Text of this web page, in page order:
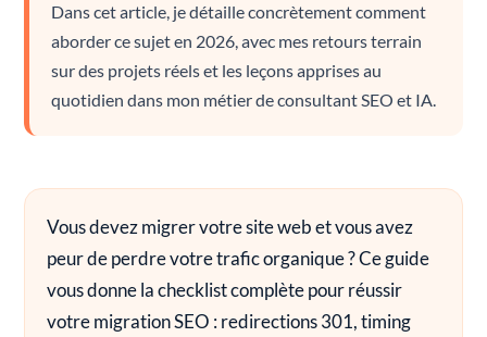
Dans cet article, je détaille concrètement comment
aborder ce sujet en 2026, avec mes retours terrain
sur des projets réels et les leçons apprises au
quotidien dans mon métier de consultant SEO et IA.
Vous devez migrer votre site web et vous avez
peur de perdre votre trafic organique ? Ce guide
vous donne la checklist complète pour réussir
votre migration SEO : redirections 301, timing